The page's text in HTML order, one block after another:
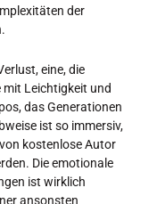
der
eine, die
mit Leichtigkeit und
das Generationen
ist so immersiv,
kostenlose Autor
Die emotionale
ist wirklich
ansonsten